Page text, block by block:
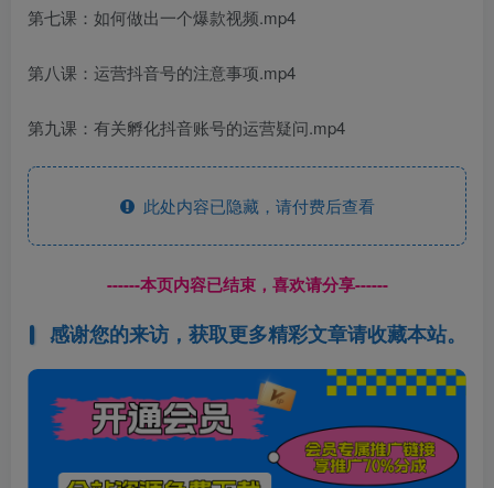
第七课：如何做出一个爆款视频.mp4
第八课：运营抖音号的注意事项.mp4
第九课：有关孵化抖音账号的运营疑问.mp4
此处内容已隐藏，请付费后查看
------本页内容已结束，喜欢请分享------
感谢您的来访，获取更多精彩文章请收藏本站。